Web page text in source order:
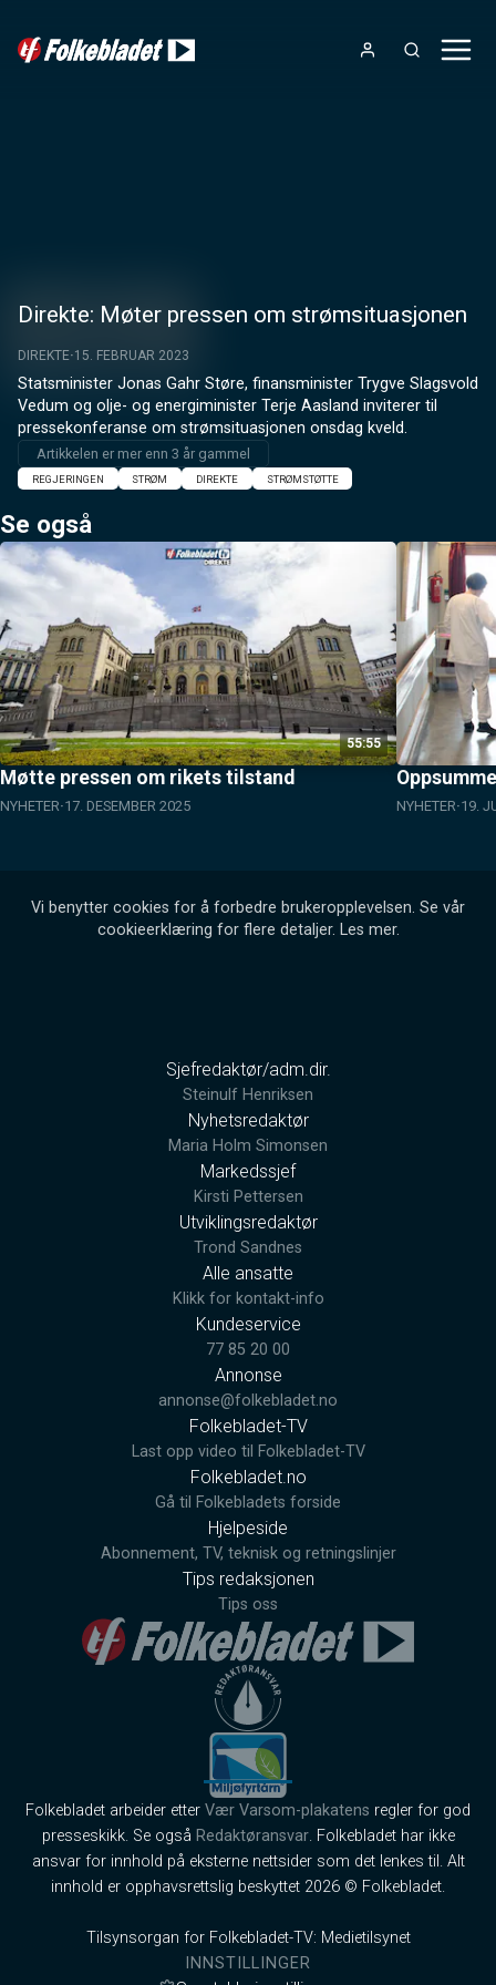
Direkte: Møter pressen om strømsituasjonen
DIREKTE 15. FEBRUAR 2023
Statsminister Jonas Gahr Støre, finansminister Trygve Slagsvold
Vedum og olje- og energiminister Terje Aasland inviterer til
pressekonferanse om strømsituasjonen onsdag kveld.
Artikkelen er mer enn 3 år gammel
REGJERINGEN STRØM DIREKTE STRØMSTØTTE
Se også
55:55
Møtte pressen om rikets tilstand
NYHETER 17. DESEMBER 2025 NYHETER 19.
Vi benytter cookies for å forbedre brukeropplevelsen. Se vår
cookieerklæring for flere detaljer. Les mer.
Sjefredaktør/adm.dir.
Steinulf Henriksen
Nyhetsredaktør
Maria Holm Simonsen
Markedssjef
Kirsti Pettersen
Utviklingsredaktør
Trond Sandnes
Alle ansatte
Klikk for kontakt-info
Kundeservice
77 85 20 00
Annonse
annonse@folkebladet.no
Folkebladet-TV
Last opp video til Folkebladet-TV
Folkebladet.no
Gå til Folkebladets forside
Hjelpeside
Abonnement, TV, teknisk og retningslinjer
Tips redaksjonen
Tips oss
Folkebladet arbeider etter Vær Varsom-plakatens regler for god
presseskikk. Se også Redaktøransvar. Folkebladet har ikke
ansvar for innhold på eksterne nettsider som det lenkes til. Alt
innhold er opphavsrettslig beskyttet 2026 © Folkebladet.
Tilsynsorgan for Folkebladet-TV: Medietilsynet
INNSTILLINGER